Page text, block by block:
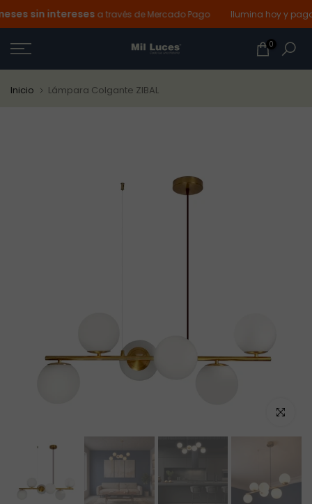
Ir
al
contenido
sin interesesa través de Mercado Pago Ilumina hoy y paga
0
Inicio Lámpara Colgante ZIBAL
Haz